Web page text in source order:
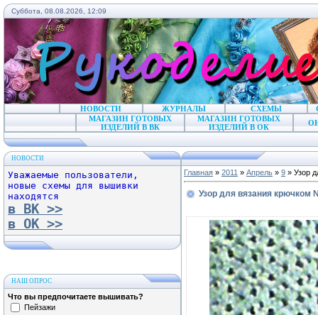
Суббота, 08.08.2026, 12:09
НОВОСТИ ЖУРНАЛЫ СХЕМЫ
МАГАЗИН ГОТОВЫХ
ИЗДЕЛИЙ В ВК
МАГАЗИН ГОТОВЫХ
ИЗДЕЛИЙ В ОК
НОВОСТИ
Уважаемые пользователи,
новые схемы для вышивки
находятся
в ВК >>
в ОК >>
НАШ ОПРОС
Что вы предпочитаете вышивать?
Пейзажи
Главная » 2011 » Апрель » 9 » Узор
Узор для вязания крючком